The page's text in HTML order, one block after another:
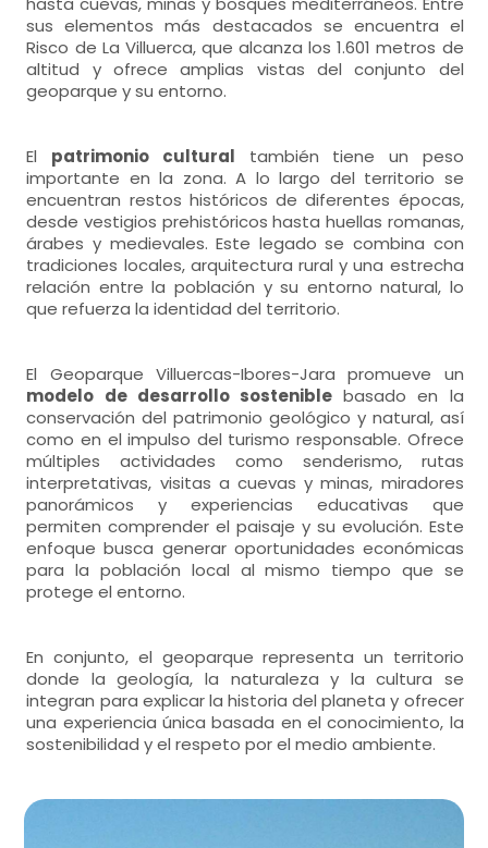
sus elementos más destacados se encuentra el
Risco de La Villuerca, que alcanza los 1.601 metros de
altitud y ofrece amplias vistas del conjunto del
geoparque y su entorno.
El patrimonio cultural también tiene un peso
importante en la zona. A lo largo del territorio se
encuentran restos históricos de diferentes épocas,
desde vestigios prehistóricos hasta huellas romanas,
árabes y medievales. Este legado se combina con
tradiciones locales, arquitectura rural y una estrecha
relación entre la población y su entorno natural, lo
que refuerza la identidad del territorio.
El Geoparque Villuercas-Ibores-Jara promueve un
modelo de desarrollo sostenible basado en la
conservación del patrimonio geológico y natural, así
como en el impulso del turismo responsable. Ofrece
múltiples actividades como senderismo, rutas
interpretativas, visitas a cuevas y minas, miradores
panorámicos y experiencias educativas que
permiten comprender el paisaje y su evolución. Este
enfoque busca generar oportunidades económicas
para la población local al mismo tiempo que se
protege el entorno.
En conjunto, el geoparque representa un territorio
donde la geología, la naturaleza y la cultura se
integran para explicar la historia del planeta y ofrecer
una experiencia única basada en el conocimiento, la
sostenibilidad y el respeto por el medio ambiente.